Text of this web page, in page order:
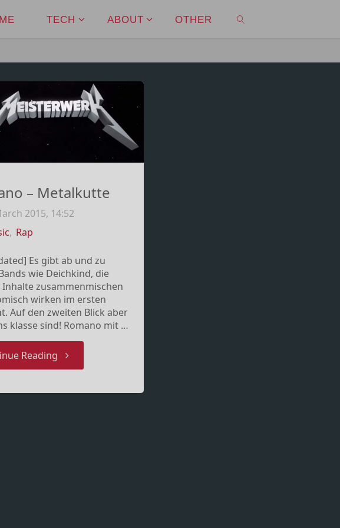
TECH ABOUT OTHER
– Metalkutte
2015, 14:52
, Rap
Es gibt ab und zu
wie Deichkind, die
zusammenmischen
wirken im ersten
Auf den zweiten Blick aber
klasse sind! Romano mit …
Reading "Romano